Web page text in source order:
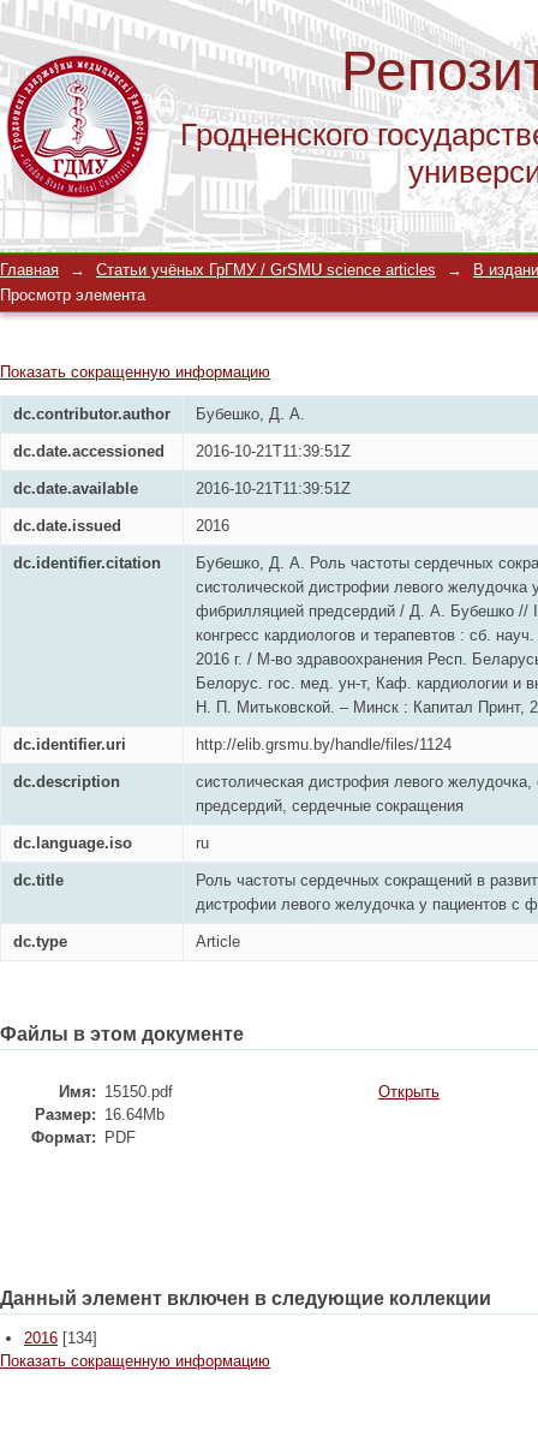
Гродненского
Роль частоты сердечных
левого желудочка у пациентов с
Главная → Статьи учёных ГрГМУ / GrSMU science articles →
В
Просмотр элемента
Показать сокращенную информацию
dc.contributor.author Бубешко, Д. А.
dc.date.accessioned 2016-10-21T11:39:51Z
dc.date.available 2016-10-21T11:39:51Z
dc.date.issued 2016
dc.identifier.citation
Бубешко, Д. А. Роль частоты сердечных
систолической дистрофии левого желудочка
фибрилляцией предсердий / Д. А. Бубешко //
конгресс кардиологов и терапевтов : сб.
2016 г. / М-во здравоохранения Респ.
Белорус. гос. мед. ун-т, Каф. кардиологии и
Н. П. Митьковской. – Минск : Капитал Принт,
dc.identifier.uri http://elib.grsmu.by/handle/files/1124
dc.description
систолическая дистрофия левого
предсердий, сердечные сокращения
dc.language.iso ru
dc.title
Роль частоты сердечных сокращений в
дистрофии левого желудочка у пациентов с
dc.type Article
Файлы в этом документе
Имя: 15150.pdf
Размер: 16.64Mb
Формат:
PDF
Открыть
Данный элемент включен в следующие коллекции
2016 [134]
Показать сокращенную информацию